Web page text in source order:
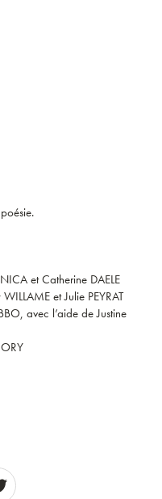
et Catherine DAELE
et Julie PEYRAT
avec l’aide de Justine